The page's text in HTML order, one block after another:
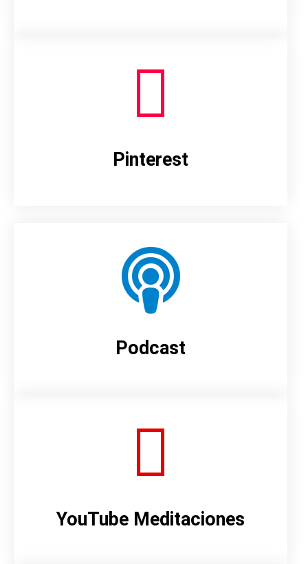
Pinterest
Podcast
YouTube Meditaciones